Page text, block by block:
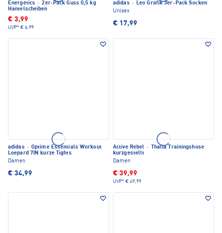
Energetics · 2er-Pack Guss 0,5 kg
Hantelscheiben
€ 3,99
UVP* € 6,99
adidas · Leo Grafik 3er-Pack Socken
Unisex
€ 17,99
adidas · Optime Essentials Workout
Loepard 7IN kurze Tights
Damen
€ 34,99
Active Rebel ·
Thalia Trainingshose
kurzgestellt
Damen
€ 39,99
UVP* € 49,99